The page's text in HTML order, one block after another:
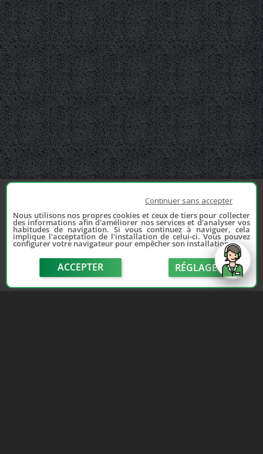
Continuer sans accepter
Nous utilisons nos propres cookies et ceux de tiers pour collecter
des informations afin d'améliorer nos services et d'analyser vos
habitudes de navigation. Si vous continuez à naviguer, cela
implique l'acceptation de l'installation de celui-ci. Vous pouvez
configurer votre navigateur pour empêcher son installation.
ACCEPTER RÉGLAGE